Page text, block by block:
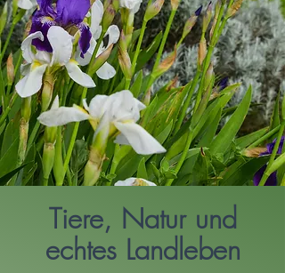
Tiere, Natur und
echtes Landleben